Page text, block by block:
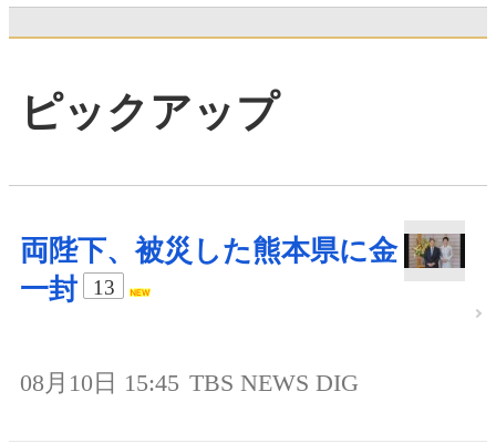
ピックアップ
両陛下、被災した熊本県に金
一封
13
08月10日 15:45 TBS NEWS DIG